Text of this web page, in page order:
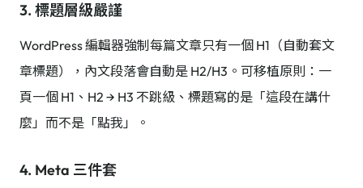
3. 標題層級嚴謹
WordPress 編輯器強制每篇文章只有一個 H1（自動套文
章標題），內文段落會自動是 H2/H3。可移植原則：一
頁一個 H1、H2 → H3 不跳級、標題寫的是「這段在講什
麼」而不是「點我」。
4. Meta 三件套